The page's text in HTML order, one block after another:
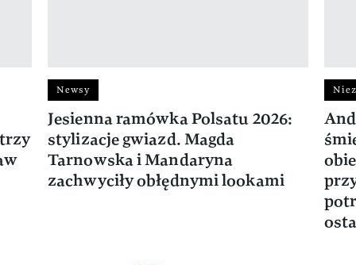
Newsy
Jesienna ramówka Polsatu 2026:
stylizacje gwiazd. Magda
Tarnowska i Mandaryna
zachwyciły obłędnymi lookami